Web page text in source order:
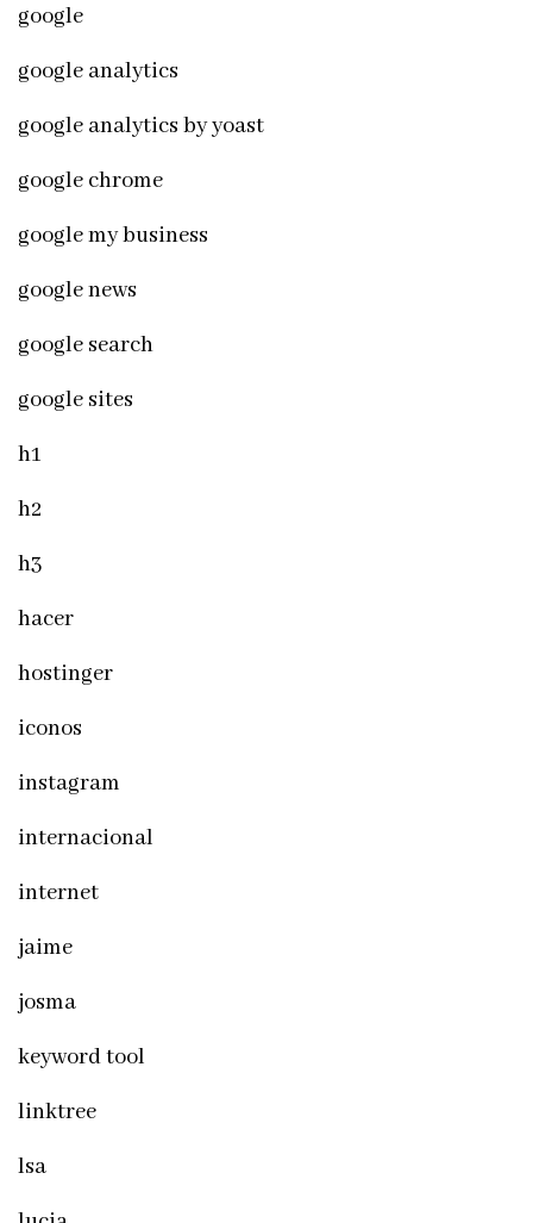
google
google analytics
google analytics by yoast
google chrome
google my business
google news
google search
google sites
h1
h2
h3
hacer
hostinger
iconos
instagram
internacional
internet
jaime
josma
keyword tool
linktree
lsa